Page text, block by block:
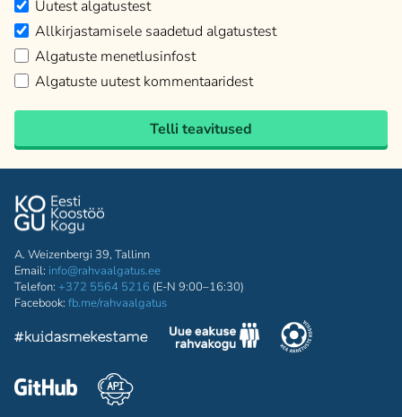
Uutest algatustest
Allkirjastamisele saadetud algatustest
Algatuste menetlusinfost
Algatuste uutest kommentaaridest
Telli teavitused
A. Weizenbergi 39, Tallinn
Email: info@rahvaalgatus.ee
Telefon: +372 5564 5216 (E-N 9:00–16:30)
Facebook: fb.me/rahvaalgatus